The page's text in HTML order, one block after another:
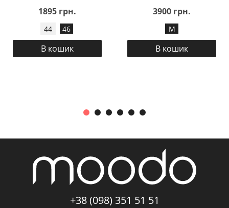
1895 грн.
44 46
В кошик
3900 грн.
M
В кошик
+38 (098) 351 51 51